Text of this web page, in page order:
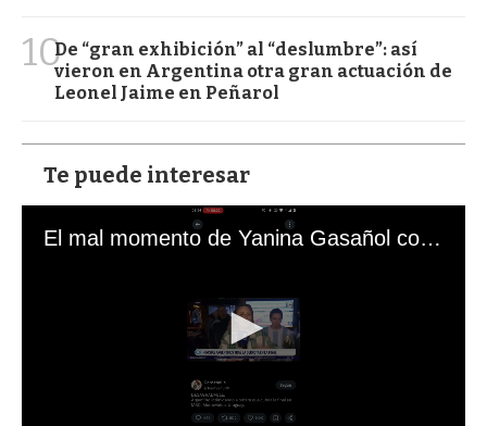
10De “gran exhibición” al “deslumbre”: así
vieron en Argentina otra gran actuación de
Leonel Jaime en Peñarol
Te puede interesar
El mal momento de Yanina Gasañol con un hincha argentino en "Subrayado"